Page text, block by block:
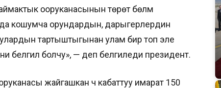
ооруканасынын төрөт бөлүмү
кошумча орундардын, дарыгерлердин
тартыштыгынан улам бир топ эле
болчу», — деп белгиледи президент.
жайгашкан үч кабаттуу имарат 150